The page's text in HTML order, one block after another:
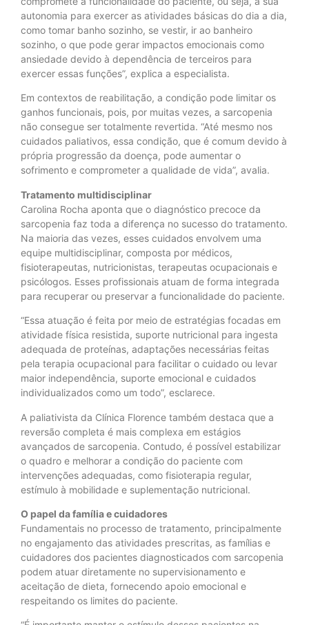
autonomia para exercer as atividades básicas do dia a dia,
como tomar banho sozinho, se vestir, ir ao banheiro
sozinho, o que pode gerar impactos emocionais como
ansiedade devido à dependência de terceiros para
exercer essas funções”, explica a especialista.
Em contextos de reabilitação, a condição pode limitar os
ganhos funcionais, pois, por muitas vezes, a sarcopenia
não consegue ser totalmente revertida. “Até mesmo nos
cuidados paliativos, essa condição, que é comum devido à
própria progressão da doença, pode aumentar o
sofrimento e comprometer a qualidade de vida”, avalia.
Tratamento multidisciplinar
Carolina Rocha aponta que o diagnóstico precoce da
sarcopenia faz toda a diferença no sucesso do tratamento.
Na maioria das vezes, esses cuidados envolvem uma
equipe multidisciplinar, composta por médicos,
fisioterapeutas, nutricionistas, terapeutas ocupacionais e
psicólogos. Esses profissionais atuam de forma integrada
para recuperar ou preservar a funcionalidade do paciente.
“Essa atuação é feita por meio de estratégias focadas em
atividade física resistida, suporte nutricional para ingesta
adequada de proteínas, adaptações necessárias feitas
pela terapia ocupacional para facilitar o cuidado ou levar
maior independência, suporte emocional e cuidados
individualizados como um todo”, esclarece.
A paliativista da Clínica Florence também destaca que a
reversão completa é mais complexa em estágios
avançados de sarcopenia. Contudo, é possível estabilizar
o quadro e melhorar a condição do paciente com
intervenções adequadas, como fisioterapia regular,
estímulo à mobilidade e suplementação nutricional.
O papel da família e cuidadores
Fundamentais no processo de tratamento, principalmente
no engajamento das atividades prescritas, as famílias e
cuidadores dos pacientes diagnosticados com sarcopenia
podem atuar diretamente no supervisionamento e
aceitação de dieta, fornecendo apoio emocional e
respeitando os limites do paciente.